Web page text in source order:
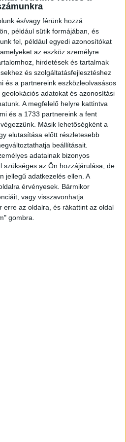
és/vagy férünk hozzá
például sütik formájában, és
fel, például egyedi azonosítókat
az eszköz személyre
hirdetések és tartalmak
és szolgáltatásfejlesztéshez
és a partnereink eszközleolvasásos
adatokat és azonosítási
A megfelelő helyre kattintva
és a 1733 partnereink a fent
Másik lehetőségként a
elutasítása előtt részletesebb
beállításait.
adatainak bizonyos
szükséges az Ön hozzájárulása, de
jellegű adatkezelés ellen. A
érvényesek. Bármikor
vagy visszavonhatja
erre az oldalra, és rákattint az oldal
gombra.
az Igazság című lapnál
Szapołowska), és első látásra
csak titokban tudják
tovább nehezíti, hogy Lívia
A tabutörő drámát éles
Jadwiga Jankowska-Cieslak
járó díjat kapta
pedig az újságírók különdíját
játszódó vígjáték, a Mit csinált
as évek népszerű
főszerepben Psota Irénnel és
Mátyás király álruhában
császári és pápai követek
inkább három csinos szelistyei
Hitvese, Beatrice gyanút fog,
szintén álruhában indulnak